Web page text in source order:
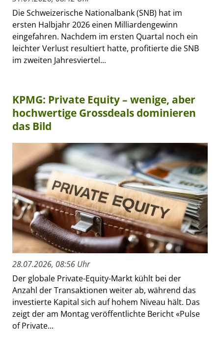
Die Schweizerische Nationalbank (SNB) hat im
ersten Halbjahr 2026 einen Milliardengewinn
eingefahren. Nachdem im ersten Quartal noch ein
leichter Verlust resultiert hatte, profitierte die SNB
im zweiten Jahresviertel...
KPMG: Private Equity – wenige, aber
hochwertige Grossdeals dominieren
das Bild
28.07.2026, 08:56 Uhr
Der globale Private-Equity-Markt kühlt bei der
Anzahl der Transaktionen weiter ab, während das
investierte Kapital sich auf hohem Niveau hält. Das
zeigt der am Montag veröffentlichte Bericht «Pulse
of Private...